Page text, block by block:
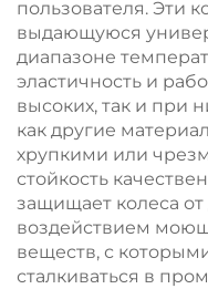
пользователя. Эти
выдающуюся
диапазоне
эластичность и
высоких, так и при
как другие
хрупкими или
стойкость
защищает колеса
воздействием
веществ, с
сталкиваться в